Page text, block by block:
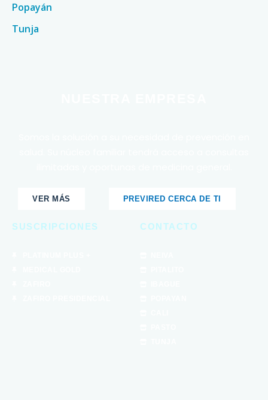
Popayán
Tunja
VER MÁS PREVIRED CERCA DE TI
SUSCRIPCIONES CONTACTO